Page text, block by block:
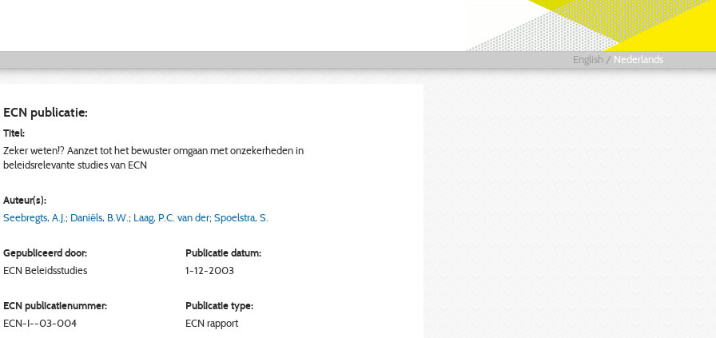
English / Nederlands
ECN publicatie:
Titel:
Zeker weten!? Aanzet tot het bewuster omgaan met onzekerheden in
beleidsrelevante studies van ECN
Auteur(s):
Seebregts, A.J.; Daniëls, B.W.; Laag, P.C. van der; Spoelstra, S.
Gepubliceerd door:
Publicatie datum:
ECN Beleidsstudies 1-12-2003
ECN publicatienummer:
Publicatie type:
ECN-I--03-004
ECN rapport